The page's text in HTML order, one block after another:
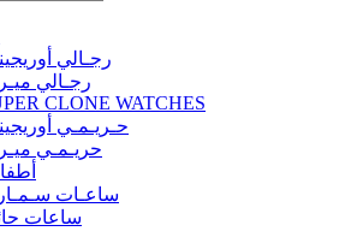
رجـالي
رجـالي
CLONE WATCHES
حـريـمـي
حريـمـي
ساعـات
ساعات